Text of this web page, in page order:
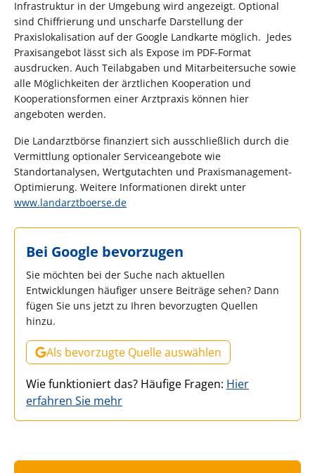
Infrastruktur in der Umgebung wird angezeigt. Optional
sind Chiffrierung und unscharfe Darstellung der
Praxislokalisation auf der Google Landkarte möglich. Jedes
Praxisangebot lässt sich als Expose im PDF-Format
ausdrucken. Auch Teilabgaben und Mitarbeitersuche sowie
alle Möglichkeiten der ärztlichen Kooperation und
Kooperationsformen einer Arztpraxis können hier
angeboten werden.
Die Landarztbörse finanziert sich ausschließlich durch die
Vermittlung optionaler Serviceangebote wie
Standortanalysen, Wertgutachten und Praxismanagement-
Optimierung. Weitere Informationen direkt unter
www.landarztboerse.de
Bei Google bevorzugen
Sie möchten bei der Suche nach aktuellen
Entwicklungen häufiger unsere Beiträge sehen? Dann
fügen Sie uns jetzt zu Ihren bevorzugten Quellen
hinzu.
Als bevorzugte Quelle auswählen
Wie funktioniert das? Häufige Fragen: Hier
erfahren Sie mehr